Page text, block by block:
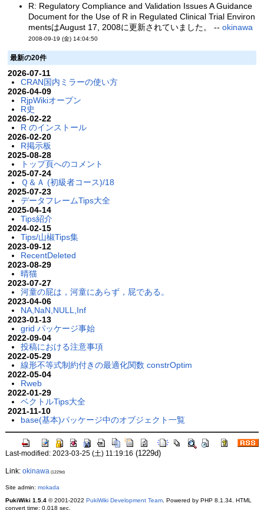
R: Regulatory Compliance and Validation Issues A Guidance
Document for the Use of R in Regulated Clinical Trial Environ
mentsはAugust 17, 2008に更新されていました。 --okinawa
2008-09-19 (金) 14:04:50
最新の20件
2026-07-11
CRAN国内ミラーの使い方
2026-04-09
RjpWikiオープン
R史
2026-02-22
R のインストール
2026-02-20
R掲示板
2025-08-28
トップ頁へのコメント
2025-07-24
Ｑ＆Ａ (初級者コース)/18
2025-07-23
データフレームTips大全
2025-04-14
Tips紹介
2024-02-15
Tips/山椒Tips集
2023-09-12
RecentDeleted
2023-08-29
晴猫
2023-07-27
河童の屁は，河童にあらず，屁である。
2023-04-06
NA,NaN,NULL,Inf
2023-01-13
grid パッケージ事始
2022-09-04
投稿における注意事項
2022-05-29
線形不等式制約付きの最適化関数 constrOptim
2022-05-04
Rweb
2022-01-29
ベクトルTips大全
2021-11-10
base(基本)パッケージ中のオブジェクト一覧
Last-modified: 2023-03-25 (土) 11:19:16 (1229d)
Link: okinawa (1229d)
Site admin: mokada
PukiWiki 1.5.4© 2001-2022 PukiWiki Development Team. Powered by PHP 8.1.34. HTML
convert time: 0.018 sec.